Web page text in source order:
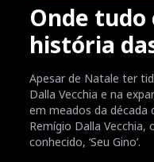
Onde tudo
história
Apesar de Natale ter
Dalla Vecchia e na
em meados da década
Remígio Dalla
conhecido, ‘Seu Gino’.